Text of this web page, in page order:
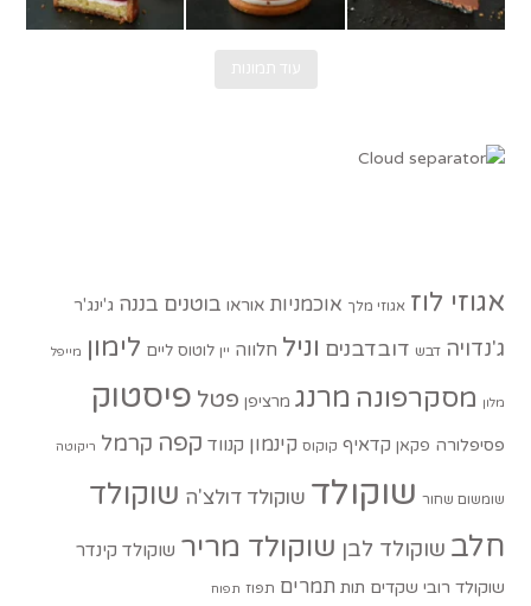
אגוזי לוז אגוזי מלך אוכמניות אוראו בוטנים בננה ג'ינג'ר
ג'נדויה דבש דובדבנים וניל חלווה יין לוטוס ליים לימון מייפל
מלון מסקרפונה מרנג מרציפן פטל פיסטוק
פסיפלורה פקאן קדאיף קוקוס קינמון קנווד קפה קרמל ריקוטה
שומשום שחור שוקולד שוקולד דולצ'ה שוקולד
חלב שוקולד לבן שוקולד מריר שוקולד קינדר
שוקולד רובי שקדים תות תמרים תפוז תפוח